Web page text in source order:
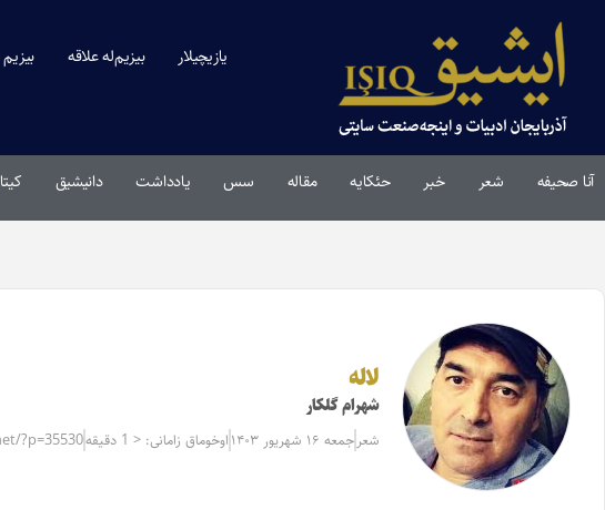
یازیچیلار بیزیم‌له علاقه
آنا صحیفه شعر خبر حئکایه مقاله‌ سس یادداشت دانیشیق
لاله
شهرام گلکار
شعر جمعه ۱۶ شهریور ۱۴۰۳ اوخوماق زامانی: < 1 دقیقه ?p=35530